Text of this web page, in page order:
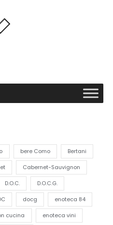
bere Como Bertani
Cabernet-Sauvignon
D.O.C. D.O.C.G.
docg enoteca 84
cucina enoteca vini